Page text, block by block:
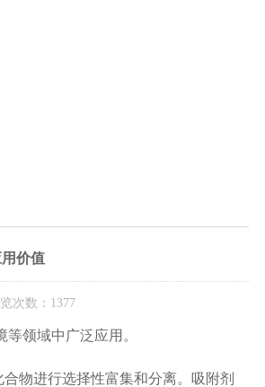
价值
次数：1377
领域中广泛应用。
进行选择性富集和分离。吸附剂